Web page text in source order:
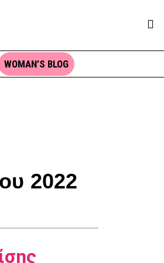
WOMAN’S BLOG
2022